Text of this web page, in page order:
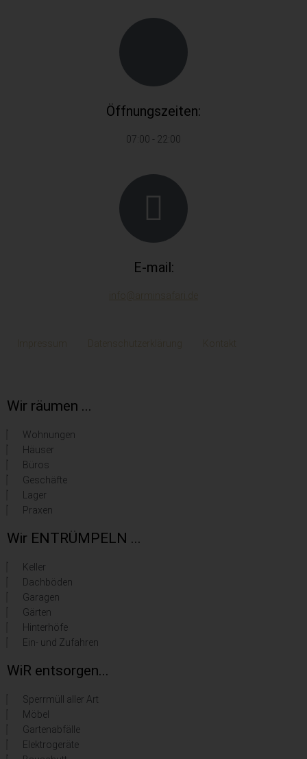
Öffnungszeiten:
07:00 - 22:00
E-mail:
Wir räumen ...
Wohnungen
Häuser
Büros
Geschäfte
Lager
Praxen
Wir ENTRÜMPELN ...
Keller
Dachböden
Garagen
Gärten
Hinterhöfe
Ein- und Zufahren
WiR entsorgen...
Sperrmüll aller Art
Möbel
Gartenabfälle
Elektrogeräte